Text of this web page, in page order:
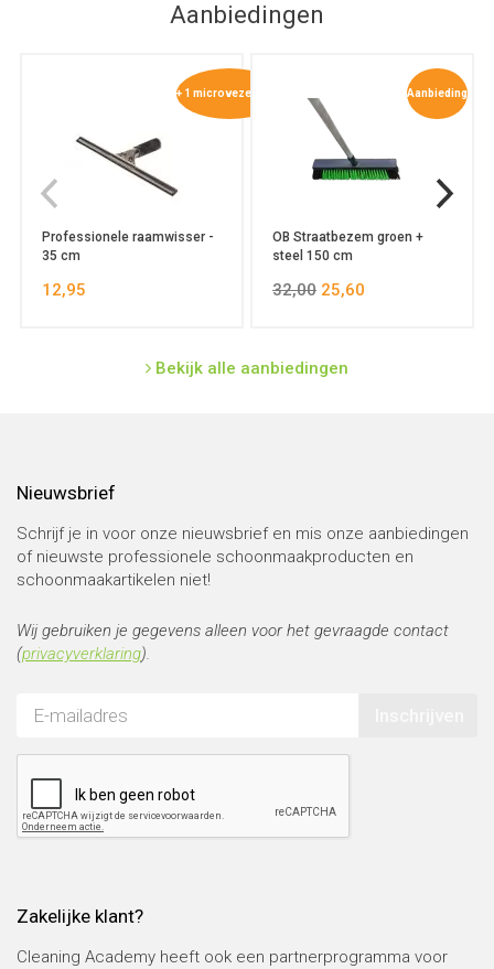
Aanbiedingen
+ 1 microvezeldoek
Professionele raamwisser -
35 cm
12,95
Aanbieding
OB Straatbezem groen +
steel 150 cm
32,00 25,60
Bekijk alle aanbiedingen
Nieuwsbrief
Schrijf je in voor onze nieuwsbrief en mis onze aanbiedingen
of nieuwste professionele schoonmaakproducten en
schoonmaakartikelen niet!
Wij gebruiken je gegevens alleen voor het gevraagde contact
(privacyverklaring).
Zakelijke klant?
Cleaning Academy heeft ook een partnerprogramma voor